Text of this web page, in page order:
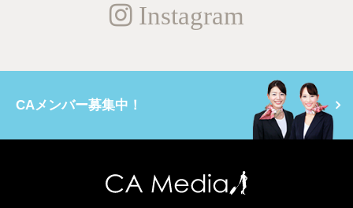
Instagram
CAメンバー募集中！